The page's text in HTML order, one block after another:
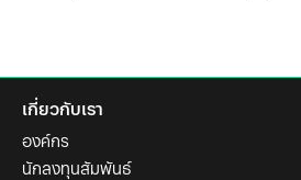
เกี่ยวกับเรา
องค์กร
นักลงทุนสัมพันธ์